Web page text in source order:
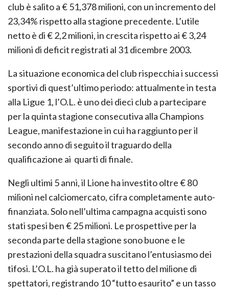
club è salito a € 51,378 milioni, con un incremento del
23,34% rispetto alla stagione precedente. L’utile
netto è di € 2,2 milioni, in crescita rispetto ai € 3,24
milioni di deficit registrati al 31 dicembre 2003.
La situazione economica del club rispecchia i successi
sportivi di quest’ultimo periodo: attualmente in testa
alla Ligue 1, l’O.L. è uno dei dieci club a partecipare
per la quinta stagione consecutiva alla Champions
League, manifestazione in cui ha raggiunto per il
secondo anno di seguito il traguardo della
qualificazione ai quarti di finale.
Negli ultimi 5 anni, il Lione ha investito oltre € 80
milioni nel calciomercato, cifra completamente auto-
finanziata. Solo nell’ultima campagna acquisti sono
stati spesi ben € 25 milioni. Le prospettive per la
seconda parte della stagione sono buone e le
prestazioni della squadra suscitano l’entusiasmo dei
tifosi. L’O.L. ha già superato il tetto del milione di
spettatori, registrando 10 “tutto esaurito” e un tasso